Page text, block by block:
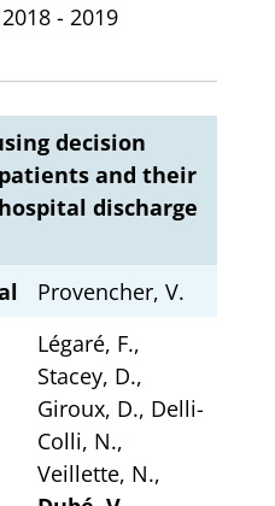
2018 - 2019
decision
and their
discharge
Provencher, V.
Légaré, F.,
Stacey, D.,
Giroux, D., Delli-
Colli, N.,
Veillette, N.,